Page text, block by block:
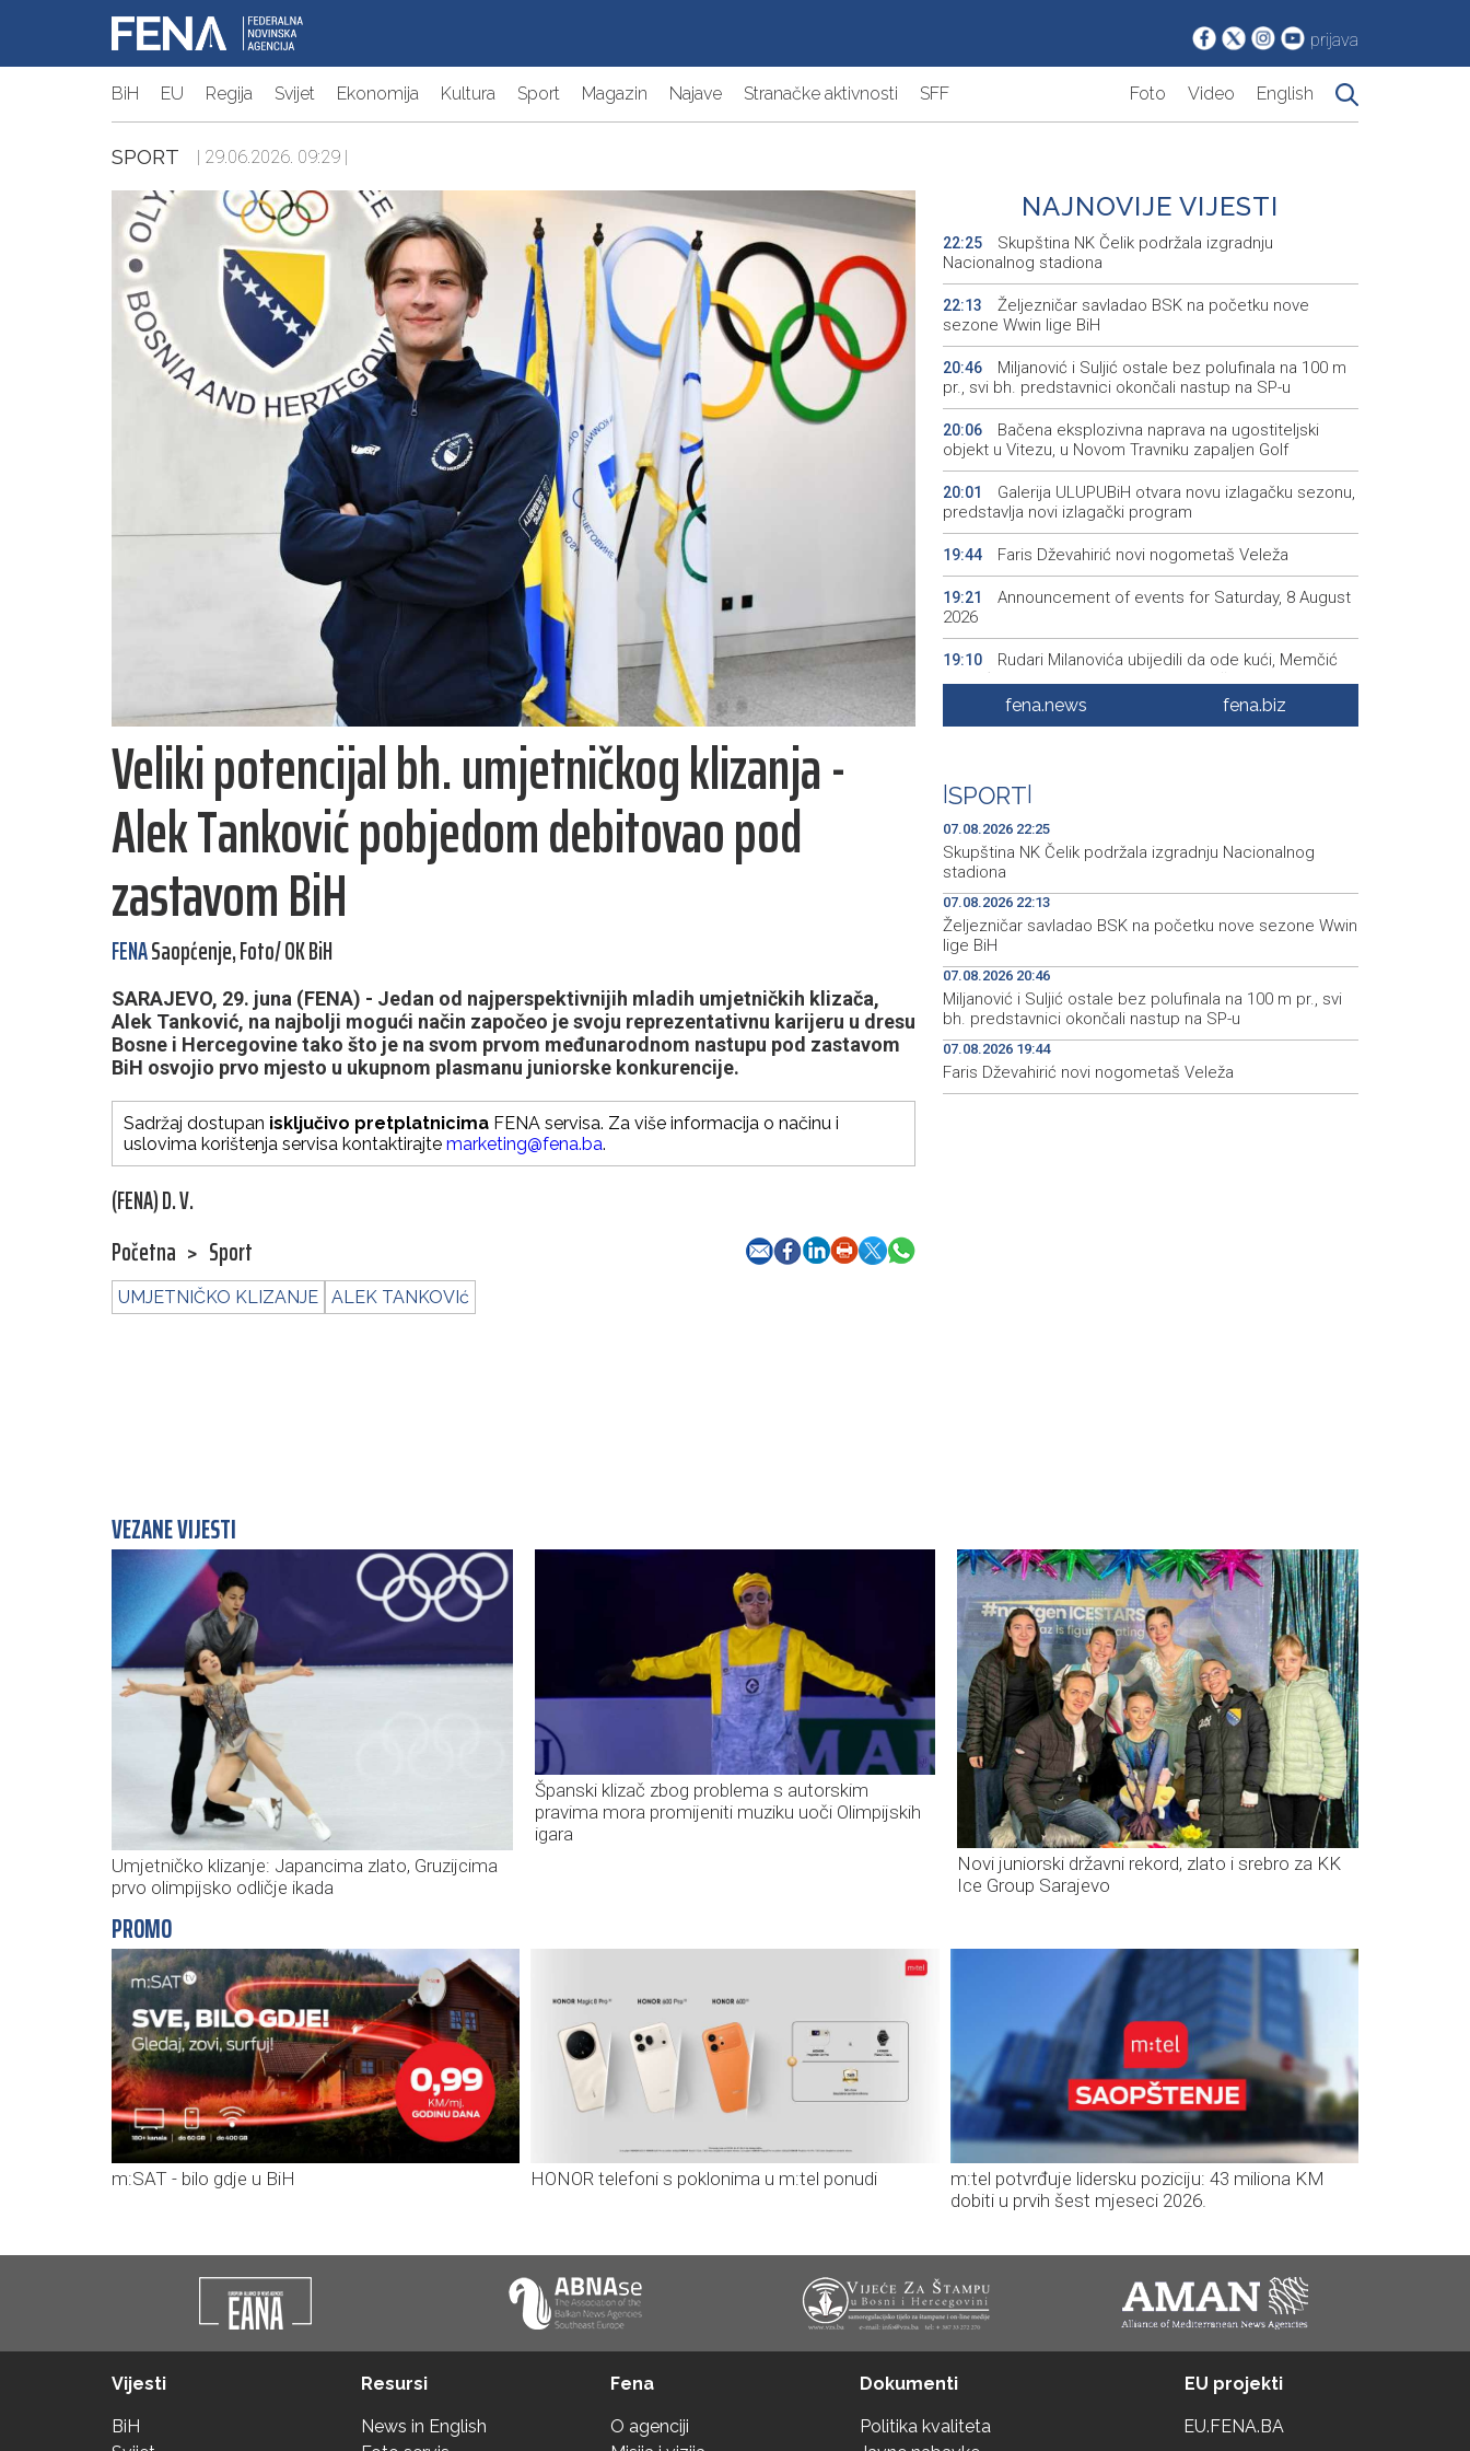
prijava
BiH EU Regija Svijet Ekonomija Kultura Sport Magazin Najave Stranačke aktivnosti SFF Foto Video English
SPORT | 29.06.2026. 09:29 |
Veliki potencijal bh. umjetničkog klizanja -
Alek Tanković pobjedom debitovao pod
zastavom BiH
FENASaopćenje, Foto/ OK BiH
SARAJEVO, 29. juna (FENA) - Jedan od najperspektivnijih mladih umjetničkih klizača,
Alek Tanković, na najbolji mogući način započeo je svoju reprezentativnu karijeru u dresu
Bosne i Hercegovine tako što je na svom prvom međunarodnom nastupu pod zastavom
BiH osvojio prvo mjesto u ukupnom plasmanu juniorske konkurencije.
Sadržaj dostupan isključivo pretplatnicima FENA servisa. Za više informacija o načinu i
uslovima korištenja servisa kontaktirajte marketing@fena.ba.
(FENA) D. V.
Početna > Sport
UMJETNIČKO KLIZANJE ALEK TANKOVIć
NAJNOVIJE VIJESTI
22:25
Skupština NK Čelik podržala izgradnju
Nacionalnog stadiona
22:13
Željezničar savladao BSK na početku nove
sezone Wwin lige BiH
20:46
Miljanović i Suljić ostale bez polufinala na 100 m
pr., svi bh. predstavnici okončali nastup na SP-u
20:06
Bačena eksplozivna naprava na ugostiteljski
objekt u Vitezu, u Novom Travniku zapaljen Golf
20:01
Galerija ULUPUBiH otvara novu izlagačku sezonu,
predstavlja novi izlagački program
19:44 Faris Dževahirić novi nogometaš Veleža
19:21
Announcement of events for Saturday, 8 August
2026
19:10
Rudari Milanovića ubijedili da ode kući, Memčić
se već ponovo vratio u jamu 'Raspotočje'
Sarajevo Film Festival presents Kinoscope and
19:00 Najave događaja za 8. 8. 2026. godine (subota)
fena.news fena.biz
SPORT
07.08.2026 22:25
Skupština NK Čelik podržala izgradnju Nacionalnog
stadiona
07.08.2026 22:13
Željezničar savladao BSK na početku nove sezone Wwin
lige BiH
07.08.2026 20:46
Miljanović i Suljić ostale bez polufinala na 100 m pr., svi
bh. predstavnici okončali nastup na SP-u
07.08.2026 19:44
Faris Dževahirić novi nogometaš Veleža
VEZANE VIJESTI
Umjetničko klizanje: Japancima zlato, Gruzijcima
prvo olimpijsko odličje ikada
Španski klizač zbog problema s autorskim
pravima mora promijeniti muziku uoči Olimpijskih
igara
Novi juniorski državni rekord, zlato i srebro za KK
Ice Group Sarajevo
PROMO
m:SAT - bilo gdje u BiH HONOR telefoni s poklonima u m:tel ponudi
m:tel potvrđuje lidersku poziciju: 43 miliona KM
dobiti u prvih šest mjeseci 2026.
Vijesti
BiH
Resursi
News in English
Fena
O agenciji
Dokumenti
Politika kvaliteta
EU projekti
EU.FENA.BA